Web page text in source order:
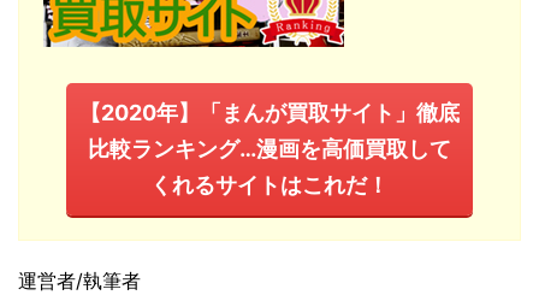
【2020年】「まんが買取サイト」徹底
比較ランキング…漫画を高価買取して
くれるサイトはこれだ！
運営者/執筆者